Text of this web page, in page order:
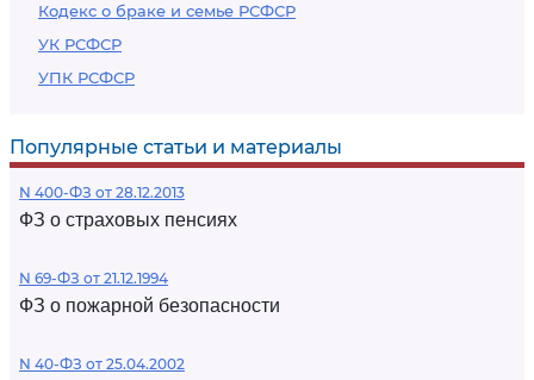
Кодекс о браке и семье РСФСР
УК РСФСР
УПК РСФСР
Популярные статьи и материалы
N 400-ФЗ от 28.12.2013
ФЗ о страховых пенсиях
N 69-ФЗ от 21.12.1994
ФЗ о пожарной безопасности
N 40-ФЗ от 25.04.2002